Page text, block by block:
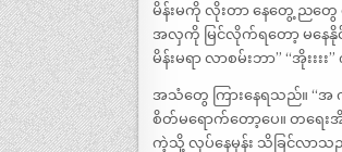
မိန်းမကို လိုးတာ နေတွေ့ ညတွေ ရွ
အလှကို မြင်လိုက်ရတော့ မနေနိုင်
မိန်းမရာ လာစမ်းဘာ” “အိုးးး
အသံတွေ ကြားနေရသည်။ “အ
စိတ်မရောက်တော့ပေ။ တရေး
ကဲ့သို့ လုပ်နေမှန်း သိခြင်လာသ